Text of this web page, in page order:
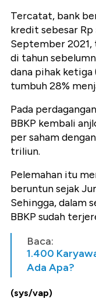
Tercatat, bank
kredit sebesar
September 2021,
di tahun
dana pihak
tumbuh 28%
Pada
BBKP kembali
per saham
triliun.
Pelemahan itu
beruntun sejak
Sehingga, dalam
BBKP sudah
Baca:
1.400
Ada Apa?
(sys/vap)